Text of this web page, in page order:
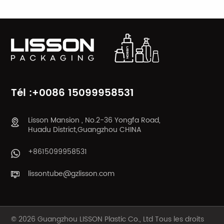
APPRENDRE
APPRENDRE
Tél :+0086 15099958531
Lisson Mansion , No.2-36 Yongfa Road,
Huadu District,Guangzhou CHINA
+8615099958531
lissontube@gzlisson.com
© 2026 Guangzhou LISSON Plastic Co., Ltd Tous les droits